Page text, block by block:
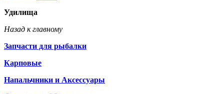
Удилища
Назад к главному
Запчасти для рыбалки
Карповые
Напальчники и Аксессуары